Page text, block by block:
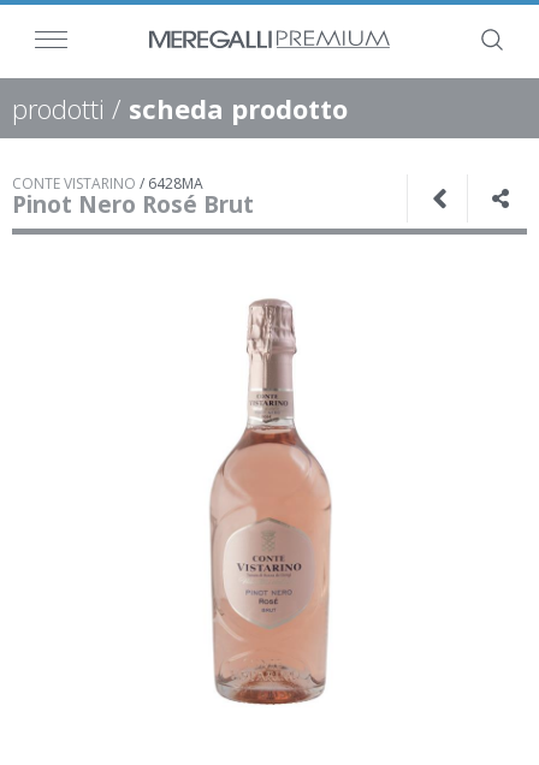
prodotti / scheda prodotto
CONTE VISTARINO / 6428MA
Pinot Nero Rosé Brut